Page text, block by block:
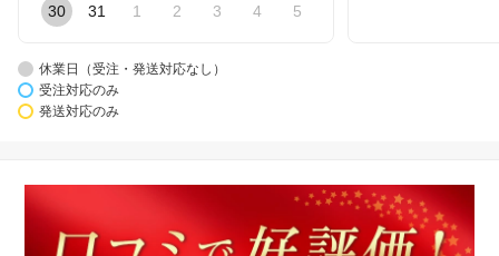
30 31 1 2 3 4 5
休業日（受注・発送対応なし）
受注対応のみ
発送対応のみ